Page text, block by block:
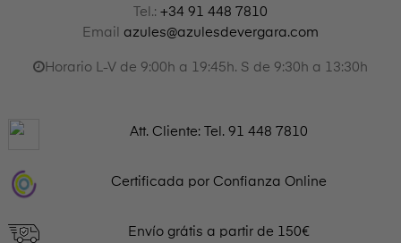
Tel.: +34 91 448 7810
Email azules@azulesdevergara.com
Horario L-V de 9:00h a 19:45h. S de 9:30h a 13:30h
Att. Cliente: Tel. 91 448 7810
Certificada por Confianza Online
Envío grátis a partir de 150€